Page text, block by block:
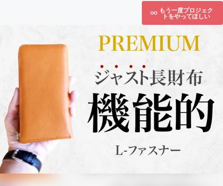
もう一度プロジェク
トをやってほしい